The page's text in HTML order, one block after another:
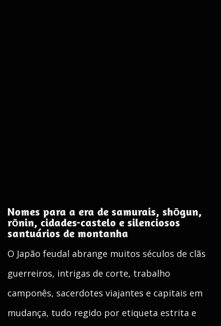
Nomes para a era de samurais, shōgun,
rōnin, cidades-castelo e silenciosos
santuários de montanha
O Japão feudal abrange muitos séculos de clãs
guerreiros, intrigas de corte, trabalho
camponês, sacerdotes viajantes e capitais em
mudança, tudo regido por etiqueta estrita e